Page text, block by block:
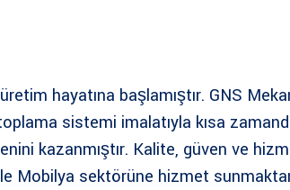
hayatına başlamıştır. GNS
sistemi imalatıyla kısa
kazanmıştır. Kalite, güven ve
Mobilya sektörüne hizmet